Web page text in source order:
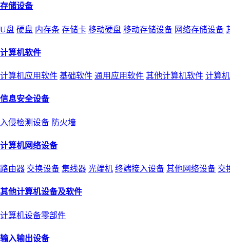
存储设备
U盘 硬盘 内存条 存储卡 移动硬盘 移动存储设备 网络存储设备
计算机软件
计算机应用软件 基础软件 通用应用软件 其他计算机软件 计算
信息安全设备
入侵检测设备 防火墙
计算机网络设备
路由器 交换设备 集线器 光端机 终端接入设备 其他网络设备 交
其他计算机设备及软件
计算机设备零部件
输入输出设备